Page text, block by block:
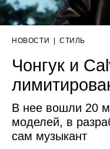
НОВОСТИ СТИЛЬ
Чонгук и
В нее вошли 20
моделей, в
сам музыкант